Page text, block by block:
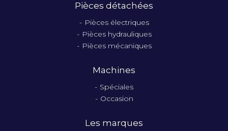
Pièces détachées
Pièces électriques
Pièces hydrauliques
Pièces mécaniques
Machines
Spéciales
Occasion
Les marques